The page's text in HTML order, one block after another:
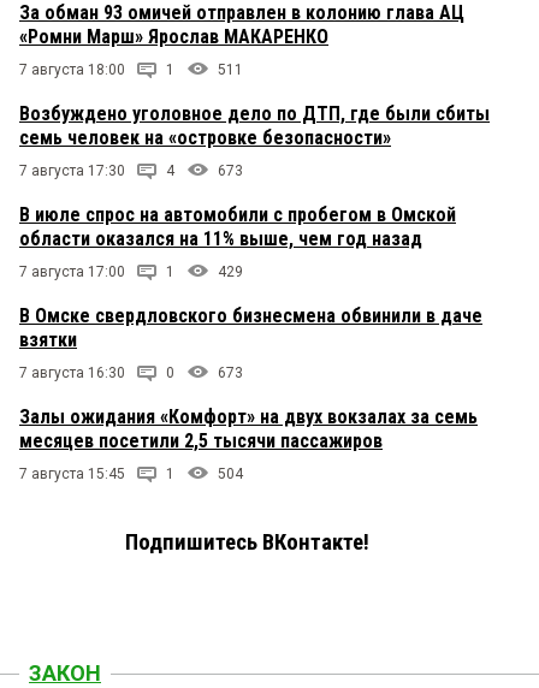
За обман 93 омичей отправлен в колонию глава АЦ
«Ромни Марш» Ярослав МАКАРЕНКО
7 августа 18:00 1 511
Возбуждено уголовное дело по ДТП, где были сбиты
семь человек на «островке безопасности»
7 августа 17:30 4 673
В июле спрос на автомобили с пробегом в Омской
области оказался на 11% выше, чем год назад
7 августа 17:00 1 429
В Омске свердловского бизнесмена обвинили в даче
взятки
7 августа 16:30 0 673
Залы ожидания «Комфорт» на двух вокзалах за семь
месяцев посетили 2,5 тысячи пассажиров
7 августа 15:45 1 504
Подпишитесь ВКонтакте!
ЗАКОН